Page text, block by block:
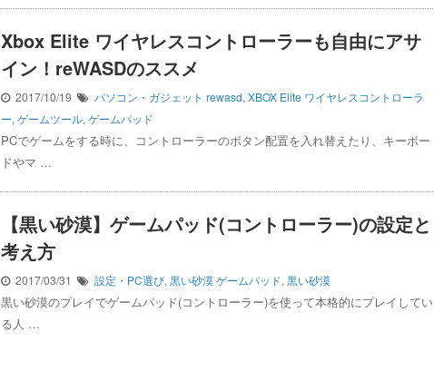
Xbox Elite ワイヤレスコントローラーも自由にアサ
イン！reWASDのススメ
2017/10/19 パソコン・ガジェット rewasd, XBOX Elite ワイヤレスコントローラ
ー, ゲームツール, ゲームパッド
PCでゲームをする時に、コントローラーのボタン配置を入れ替えたり、キーボー
ドやマ …
【黒い砂漠】ゲームパッド(コントローラー)の設定と
考え方
2017/03/31 設定・PC選び, 黒い砂漠ゲームパッド, 黒い砂漠
黒い砂漠のプレイでゲームパッド(コントローラー)を使って本格的にプレイしてい
る人 …